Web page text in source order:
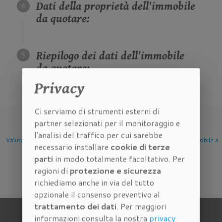
Dati della proprietà dell'immobile
da quotare:
Riepilogo dei dati dell'immobile
da quotare:
Valutazione Immobile a
Firenze
Valutazione Immobile a
Scandicci
Valutazione
Privacy
Ci serviamo di strumenti esterni di
partner selezionati per il monitoraggio e
l'analisi del traffico per cui sarebbe
necessario installare cookie di terze
parti in modo totalmente facoltativo. Per
ragioni di protezione e sicurezza
richiediamo anche in via del tutto
opzionale il consenso preventivo al
trattamento dei dati. Per maggiori
informazioni consulta la nostra privacy